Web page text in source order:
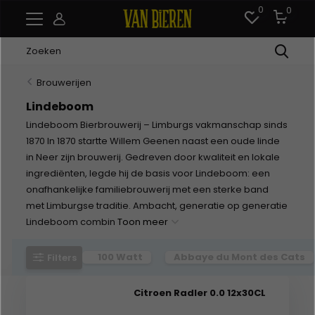
0 0
Brouwerijen
Lindeboom
Lindeboom Bierbrouwerij – Limburgs vakmanschap sinds
1870 In 1870 startte Willem Geenen naast een oude linde
in Neer zijn brouwerij. Gedreven door kwaliteit en lokale
ingrediënten, legde hij de basis voor Lindeboom: een
onafhankelijke familiebrouwerij met een sterke band
met Limburgse traditie. Ambacht, generatie op generatie
Lindeboom combinToon meer
Citroen Radler 0.0 12x30CL